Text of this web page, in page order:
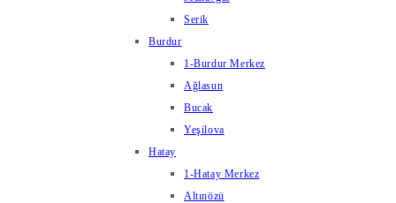
Serik
Burdur
1-Burdur Merkez
Ağlasun
Bucak
Yeşilova
Hatay
1-Hatay Merkez
Altınözü